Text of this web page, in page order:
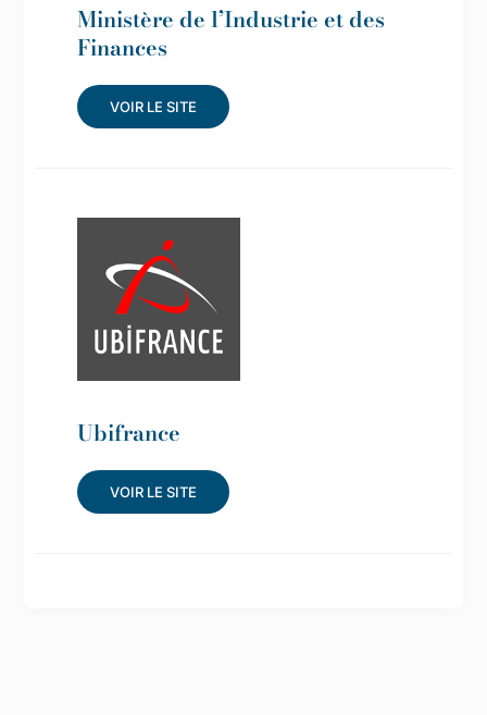
Ministère de l’Industrie et des
Finances
VOIR LE SITE
Ubifrance
VOIR LE SITE